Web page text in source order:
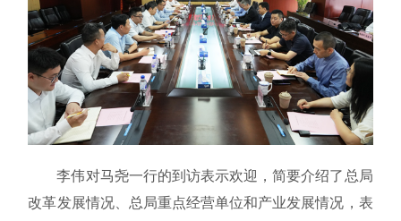
李伟对马尧一行的到访表示欢迎，简要介绍了总局
改革发展情况、总局重点经营单位和产业发展情况，表